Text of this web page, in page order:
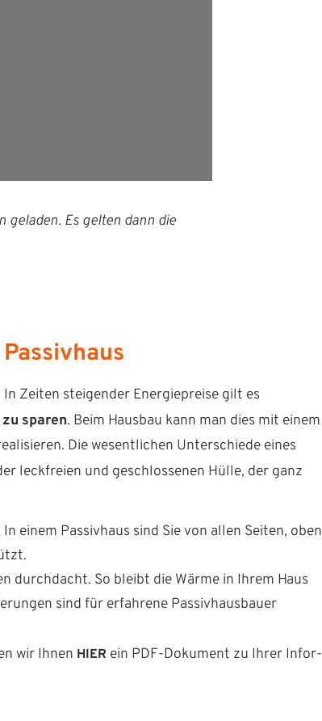
geladen. Es gel­ten dann die
Passivhaus
In Zeit­en steigen­der Energiepreise gilt es
sparen. Beim Haus­bau kann man dies mit einem
Die wesentlichen Unter­schiede eines
leck­freien und geschlosse­nen Hülle, der ganz
einem Pas­sivhaus sind Sie von allen Seit­en, oben
durch­dacht. So bleibt die Wärme in Ihrem Haus
sind für erfahrene Pas­sivhaus­bauer
wir Ihnen HIER ein PDF-Doku­ment zu Ihrer Infor­